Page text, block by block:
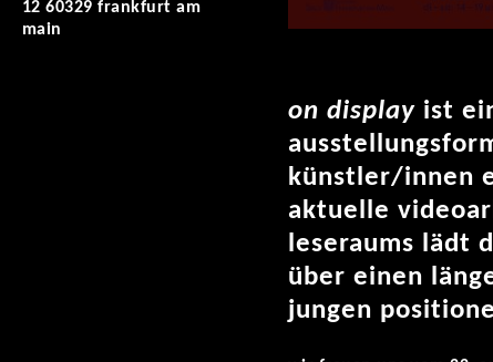
12 60329 frankfurt am
main
on displayist
künstler/innen
aktuelle
leseraums lädt
über einen
jungen